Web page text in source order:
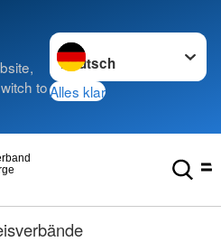
to
Sprache wechseln zu
Alles klar